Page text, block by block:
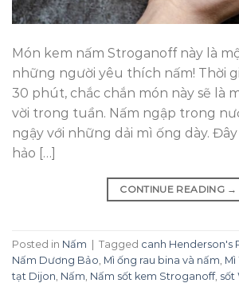
Món kem nấm Stroganoff này là
những người yêu thích nấm! Thời
30 phút, chắc chắn món này sẽ là
vời trong tuần. Nấm ngập trong
ngậy với những dải mì ống dày.
hảo […]
CONTINUE READING →
Posted in Nấm | Tagged canh Henderson's
Nấm Dương Bảo Mì ống rau bina và nấm Mì
tạt Dijon Nấm Nấm sốt kem Stroganoff, sốt